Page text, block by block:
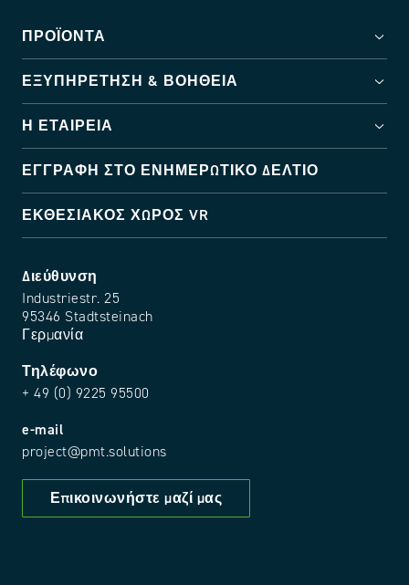
Διεύθυνση
Industriestr. 25
95346 Stadtsteinach
Γερμανία
Τηλέφωνο
+ 49 (0) 9225 95500
e-mail
project@pmt.solutions
Επικοινωνήστε μαζί μας
ΠΡΟΪΌΝΤΑ
ΕΞΥΠΗΡΈΤΗΣΗ & ΒΟΉΘΕΙΑ
Η ΕΤΑΙΡΕΊΑ
ΕΓΓΡΑΦΉ ΣΤΟ ΕΝΗΜΕΡΩΤΙΚΌ ΔΕΛΤΊΟ
ΕΚΘΕΣΙΑΚΌΣ ΧΏΡΟΣ VR